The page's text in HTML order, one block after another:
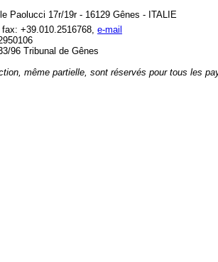
Paolucci 17r/19r - 16129 Gênes - ITALIE
+39.010.2516768, e-mail
96 Tribunal de Gênes
même partielle, sont réservés pour tous les